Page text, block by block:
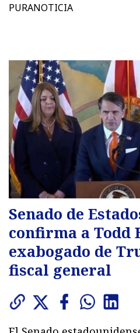
PURANOTICIA
Senado de
confirma a Todd
exabogado de
fiscal general